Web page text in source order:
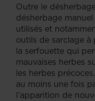
Outre le
désherbage
utilisés et
outils de sarclage
la serfouette qui
mauvaises herbes
les herbes
au moins une fois
l’apparition de